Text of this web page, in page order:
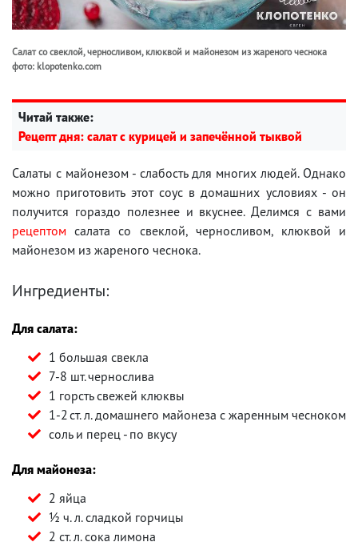
Салат со свеклой, черносливом, клюквой и майонезом из жареного чеснока
фото: klopotenko.com
Читай также:
Рецепт дня: салат с курицей и запечённой тыквой
Салаты с майонезом - слабость для многих людей. Однако
можно приготовить этот соус в домашних условиях - он
получится гораздо полезнее и вкуснее. Делимся с вами
рецептом салата со свеклой, черносливом, клюквой и
майонезом из жареного чеснока.
Ингредиенты:
Для салата:
1 большая свекла
7-8 шт. чернослива
1 горсть свежей клюквы
1-2 ст. л. домашнего майонеза с жаренным чесноком
соль и перец - по вкусу
Для майонеза:
2 яйца
½ ч. л. сладкой горчицы
2 ст. л. сока лимона